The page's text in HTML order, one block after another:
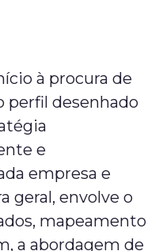
à procura de
perfil desenhado
e
empresa e
geral, envolve o
mapeamento
a abordagem de